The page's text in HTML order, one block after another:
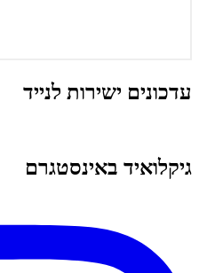
עדכונים ישירות לנייד
גיקלואיד באינסטגרם